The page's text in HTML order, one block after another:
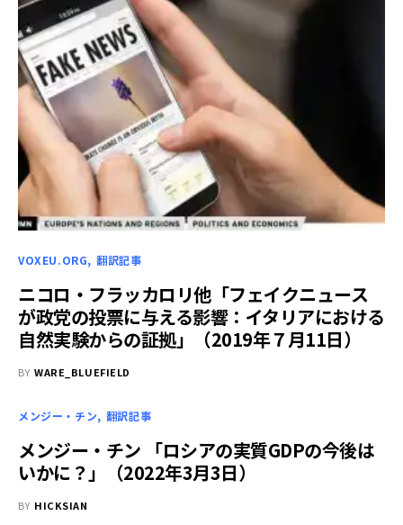
VOXEU.ORG 翻訳記事
ニコロ・フラッカロリ他「フェイクニュース
が政党の投票に与える影響：イタリアにおける
自然実験からの証拠」（2019年７月11日）
BY WARE_BLUEFIELD
メンジー・チン 翻訳記事
メンジー・チン 「ロシアの実質GDPの今後は
いかに？」（2022年3月3日）
BY HICKSIAN